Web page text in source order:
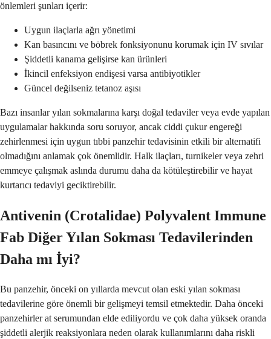
önlemleri şunları içerir:
Uygun ilaçlarla ağrı yönetimi
Kan basıncını ve böbrek fonksiyonunu korumak için IV sıvılar
Şiddetli kanama gelişirse kan ürünleri
İkincil enfeksiyon endişesi varsa antibiyotikler
Güncel değilseniz tetanoz aşısı
Bazı insanlar yılan sokmalarına karşı doğal tedaviler veya evde yapılan
uygulamalar hakkında soru soruyor, ancak ciddi çukur engereği
zehirlenmesi için uygun tıbbi panzehir tedavisinin etkili bir alternatifi
olmadığını anlamak çok önemlidir. Halk ilaçları, turnikeler veya zehri
emmeye çalışmak aslında durumu daha da kötüleştirebilir ve hayat
kurtarıcı tedaviyi geciktirebilir.
Antivenin (Crotalidae) Polyvalent Immune
Fab Diğer Yılan Sokması Tedavilerinden
Daha mı İyi?
Bu panzehir, önceki on yıllarda mevcut olan eski yılan sokması
tedavilerine göre önemli bir gelişmeyi temsil etmektedir. Daha önceki
panzehirler at serumundan elde ediliyordu ve çok daha yüksek oranda
şiddetli alerjik reaksiyonlara neden olarak kullanımlarını daha riskli